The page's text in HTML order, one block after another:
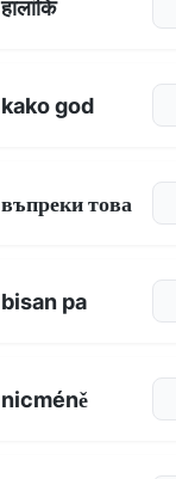
हालांकि
kako god
въпреки това
bisan pa
nicméně